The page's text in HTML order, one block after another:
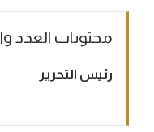
محتويات العدد
رئيس التحرير